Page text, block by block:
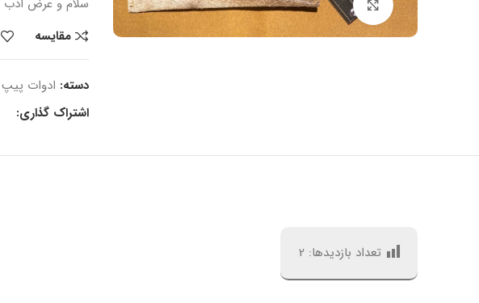
بزرگنمایی تصویر سلام و عرض ادب
مقایسه
دسته: ادوات پیپ
اشتراک گذاری:
تعداد بازدیدها: 2